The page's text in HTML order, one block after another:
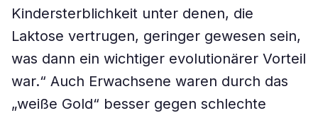
Kindersterblichkeit unter denen, die
Laktose vertrugen, geringer gewesen sein,
was dann ein wichtiger evolutionärer Vorteil
war.“ Auch Erwachsene waren durch das
„weiße Gold“ besser gegen schlechte